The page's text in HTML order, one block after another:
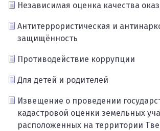
Независимая оценка качества
Антитеррористическая и
защищённость
Противодействие коррупции
Для детей и родителей
Извещение о проведении
кадастровой оценки земельных
расположенных на территории